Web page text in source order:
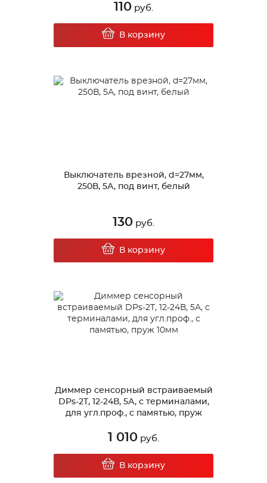
110 руб.
В корзину
Выключатель врезной, d=27мм,
250В, 5А, под винт, белый
130 руб.
В корзину
Диммер сенсорный встраиваемый
DPs-2T, 12-24В, 5А, с терминалами,
для угл.проф., с памятью, пруж
1 010 руб.
В корзину